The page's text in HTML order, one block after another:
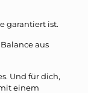
garantiert ist.
aus
Und für dich,
einem